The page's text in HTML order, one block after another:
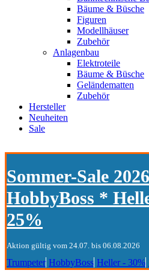
Bäume & Büsche
Figuren
Modellhäuser
Zubehör
Anlagenbau
Elektroteile
Bäume & Büsche
Geländematten
Zubehör
Hersteller
Neuheiten
Sale
Sommer-Sale
HobbyBoss *
25%
Aktion gültig vom 24.07. bis 06.08.2026
Trumpeter HobbyBoss Heller - 30%